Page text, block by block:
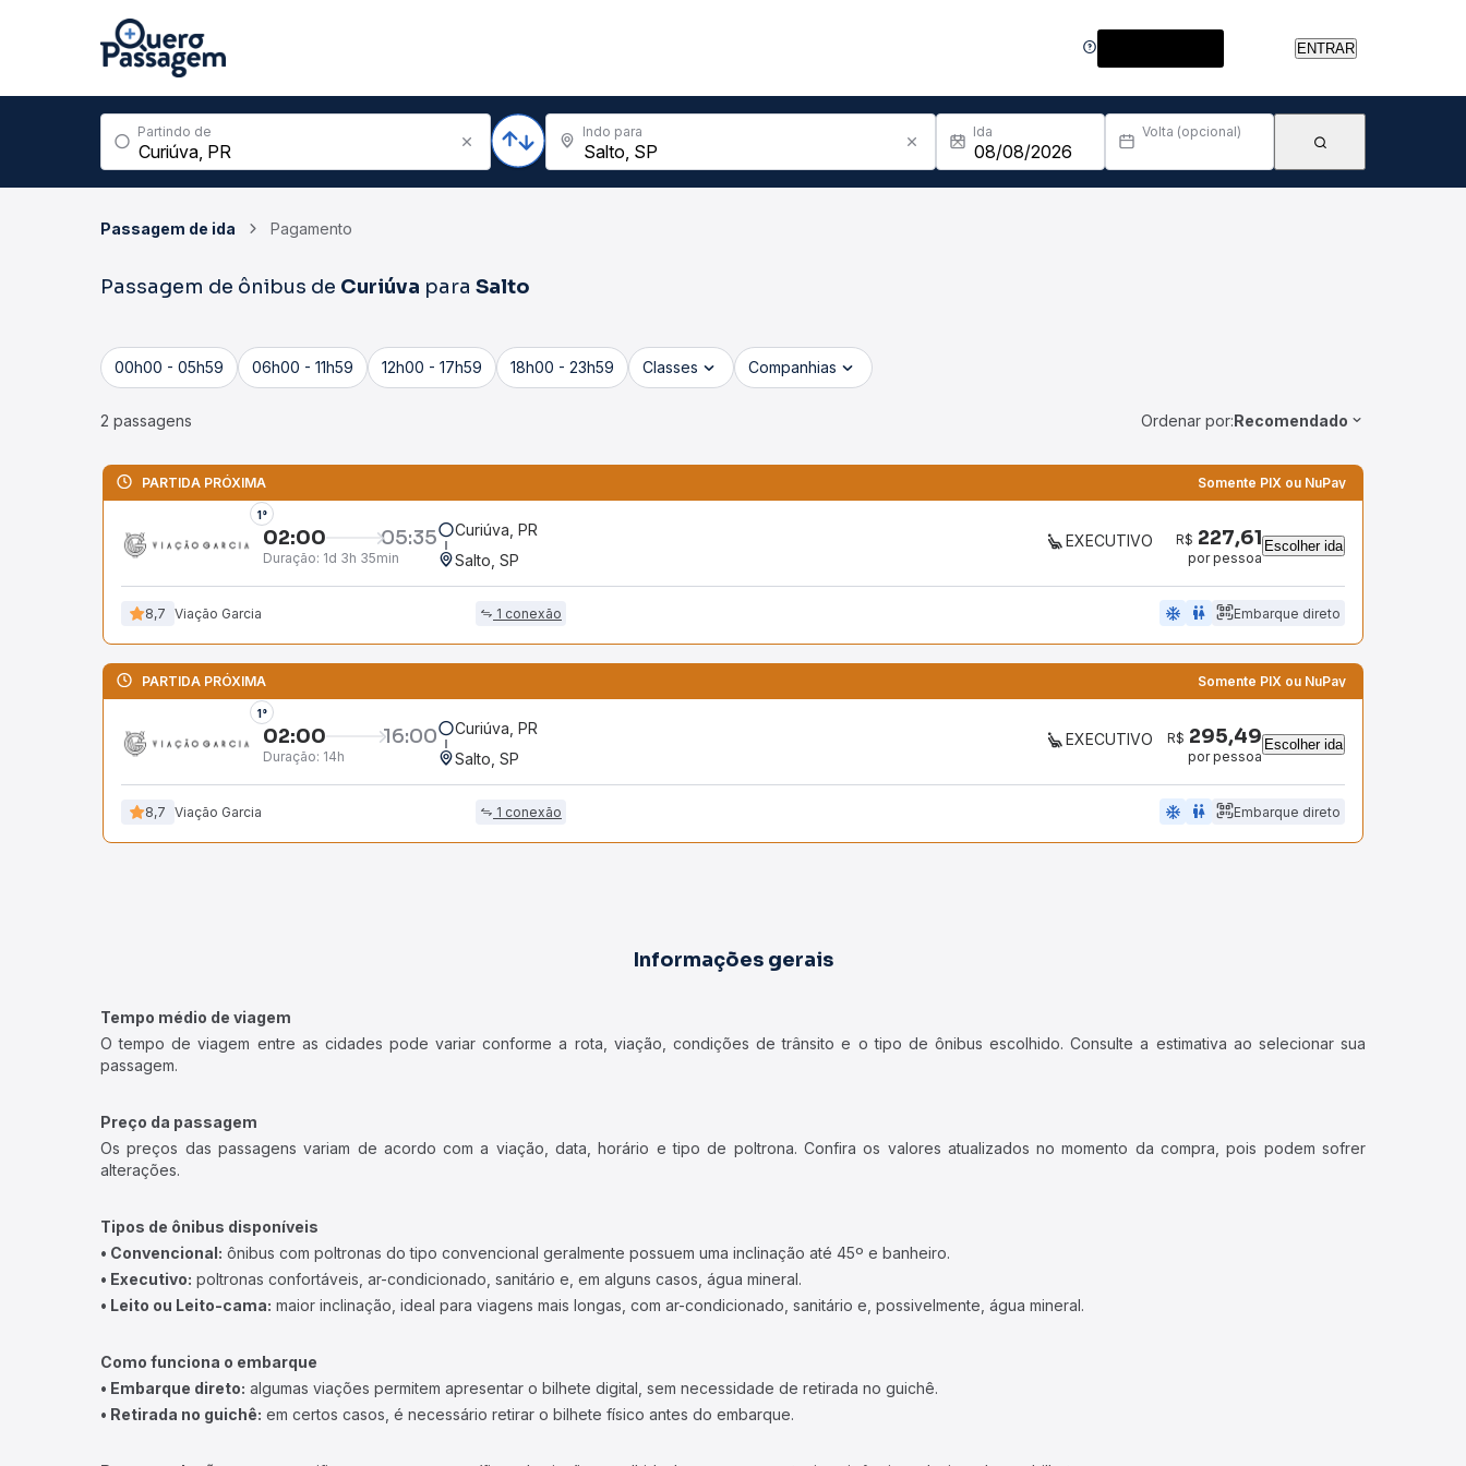
ENTRAR
Partindo de Indo para Ida Volta (opcional)
Passagem de ida Pagamento
Passagem de ônibus de Curiúva para Salto
00h00 - 05h59 06h00 - 11h59 12h00 - 17h59 18h00 - 23h59 Classes Companhias
2 passagens Ordenar por:Recomendado
PARTIDA PRÓXIMA Somente PIX ou NuPay
1°
02:00 05:35
Duração: 1d 3h 35min
Curiúva, PR
Salto, SP
EXECUTIVO R$ 227,61
por pessoa
Escolher ida
8,7 Viação Garcia 1 conexão ac_unit wc Embarque direto
PARTIDA PRÓXIMA Somente PIX ou NuPay
1°
02:00 16:00
Duração: 14h
Curiúva, PR
Salto, SP
EXECUTIVO R$ 295,49
por pessoa
Escolher ida
8,7 Viação Garcia 1 conexão ac_unit wc Embarque direto
Informações gerais
Tempo médio de viagem
O tempo de viagem entre as cidades pode variar conforme a rota, viação, condições de trânsito e o tipo de ônibus escolhido. Consulte a estimativa ao selecionar sua
passagem.
Preço da passagem
Os preços das passagens variam de acordo com a viação, data, horário e tipo de poltrona. Confira os valores atualizados no momento da compra, pois podem sofrer
alterações.
Tipos de ônibus disponíveis
• Convencional: ônibus com poltronas do tipo convencional geralmente possuem uma inclinação até 45º e banheiro.
• Executivo: poltronas confortáveis, ar-condicionado, sanitário e, em alguns casos, água mineral.
• Leito ou Leito-cama: maior inclinação, ideal para viagens mais longas, com ar-condicionado, sanitário e, possivelmente, água mineral.
Como funciona o embarque
• Embarque direto: algumas viações permitem apresentar o bilhete digital, sem necessidade de retirada no guichê.
• Retirada no guichê: em certos casos, é necessário retirar o bilhete físico antes do embarque.